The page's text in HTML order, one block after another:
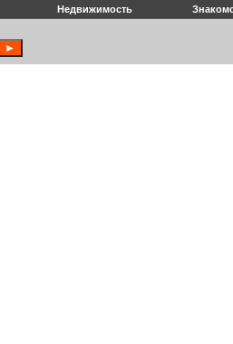
Недвижимость